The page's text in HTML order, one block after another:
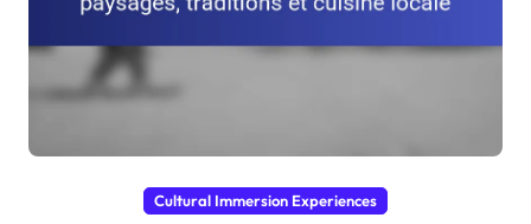
Cultural Immersion Experiences